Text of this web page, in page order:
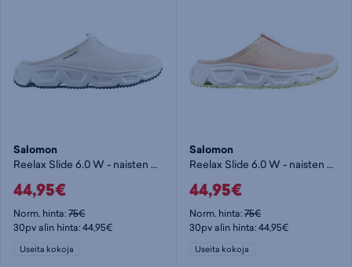
Salomon
Reelax Slide 6.0 W - naisten urheilusandaalit
44,95€
Norm. hinta:75€
30pv alin hinta: 44,95€
Useita kokoja
Salomon
Reelax Slide 6.0 W - naisten urheilusandaalit
44,95€
Norm. hinta:75€
30pv alin hinta: 44,95€
Useita kokoja